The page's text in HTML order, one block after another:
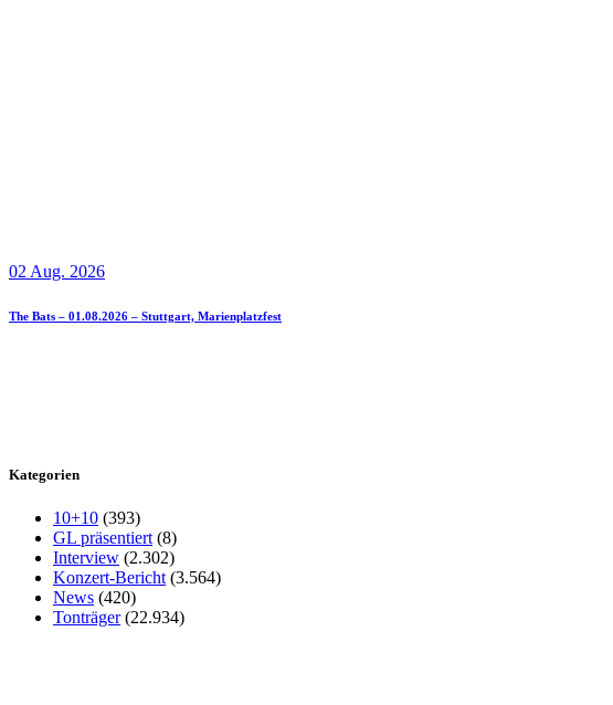
02 Aug. 2026
The Bats – 01.08.2026 – Stuttgart, Marienplatzfest
Kategorien
10+10 (393)
GL präsentiert (8)
Interview (2.302)
Konzert-Bericht (3.564)
News (420)
Tonträger(22.934)